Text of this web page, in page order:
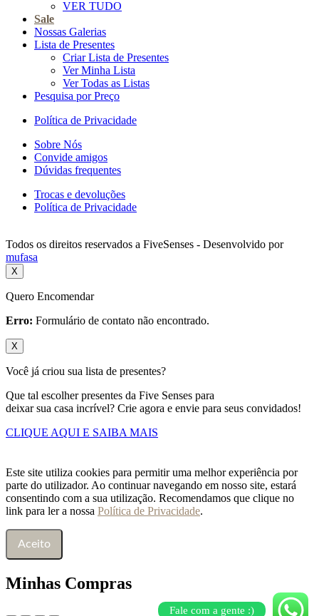
VER TUDO
Sale
Nossas Galerias
Lista de Presentes
Criar Lista de Presentes
Ver Minha Lista
Ver Todas as Listas
Pesquisa por Preço
Política de Privacidade
Sobre Nós
Convide amigos
Dúvidas frequentes
Trocas e devoluções
Política de Privacidade
Todos os direitos reservados a FiveSenses - Desenvolvido por
mufasa
X
Quero Encomendar
Erro: Formulário de contato não encontrado.
X
Você já criou sua lista de presentes?
Que tal escolher presentes da Five Senses para
deixar sua casa incrível? Crie agora e envie para seus convidados!
CLIQUE AQUI E SAIBA MAIS
Este site utiliza cookies para permitir uma melhor experiência por
parte do utilizador. Ao continuar navegando em nosso site, estará
consentindo com a sua utilização. Recomendamos que clique no
link para ler a nossa Política de Privacidade.
Aceito
Fale com a gente :)
Minhas Compras